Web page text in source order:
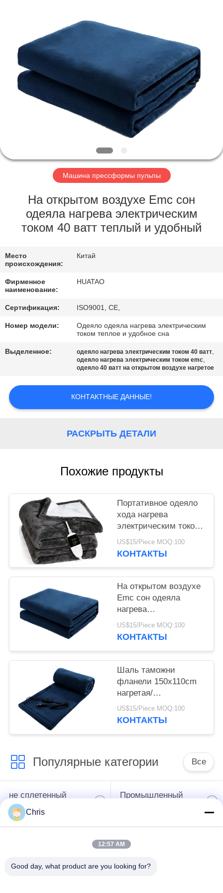
ДОМ
ПРОДУКТЫ
ПУТЕШЕСТВИЕ
ФАБРИКИ
ПРОВЕРКА
КАЧЕСТВА
СВЯЖИТЕСЬ
МЫ
НОВОСТИ
СПРОСИТЕ
ЦИТАТУ
SITEMAP
Машина прессформы пульпы
На открытом воздухе Emc сон
одеяла нагрева электрическим
током 40 ватт теплый и удобный
Место
происхождения:
Китай
Фирменное
наименование:
HUATAO
Сертификация: ISO9001, CE,
Номер модели:
Одеяло одеяла нагрева электрическим
током теплое и удобное сна
Выделенное: одеяло нагрева электрическим током 40 ватт,
одеяло нагрева электрическим током emc,
одеяло 40 ватт на открытом воздухе нагретое
КОНТАКТНЫЕ ДАННЫЕ!
РАСКРЫТЬ ДЕТАЛИ
Похожие продукты
Портативное одеяло
хода нагрева
электрическим током
35w для на открытом
воздухе перемещения
US$15/Piece MOQ:100
КОНТАКТЫ
На открытом воздухе
Emc сон одеяла
нагрева
электрическим током
40 ватт теплый и
US$15/Piece MOQ:100
КОНТАКТЫ
Шаль таможни
фланели 150x110cm
нагретая/
электрическая
нагретая зима одеяла
US$15/Piece MOQ:100
КОНТАКТЫ
Популярные категории Все
не сплетенный
материал
Промышленный
пояс
Chris
12:57 AM
Good day, what product are you looking for?